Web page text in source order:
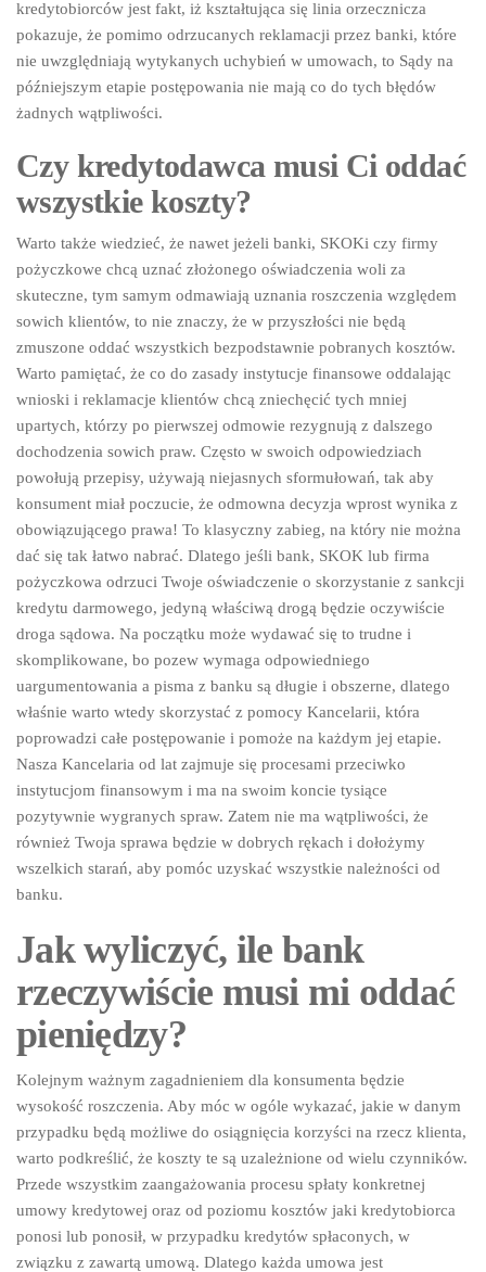
kredytobiorców jest fakt, iż kształtująca się linia orzecznicza
pokazuje, że pomimo odrzucanych reklamacji przez banki, które
nie uwzględniają wytykanych uchybień w umowach, to Sądy na
późniejszym etapie postępowania nie mają co do tych błędów
żadnych wątpliwości.
Czy kredytodawca musi Ci oddać
wszystkie koszty?
Warto także wiedzieć, że nawet jeżeli banki, SKOKi czy firmy
pożyczkowe chcą uznać złożonego oświadczenia woli za
skuteczne, tym samym odmawiają uznania roszczenia względem
sowich klientów, to nie znaczy, że w przyszłości nie będą
zmuszone oddać wszystkich bezpodstawnie pobranych kosztów.
Warto pamiętać, że co do zasady instytucje finansowe oddalając
wnioski i reklamacje klientów chcą zniechęcić tych mniej
upartych, którzy po pierwszej odmowie rezygnują z dalszego
dochodzenia sowich praw. Często w swoich odpowiedziach
powołują przepisy, używają niejasnych sformułowań, tak aby
konsument miał poczucie, że odmowna decyzja wprost wynika z
obowiązującego prawa! To klasyczny zabieg, na który nie można
dać się tak łatwo nabrać. Dlatego jeśli bank, SKOK lub firma
pożyczkowa odrzuci Twoje oświadczenie o skorzystanie z sankcji
kredytu darmowego, jedyną właściwą drogą będzie oczywiście
droga sądowa. Na początku może wydawać się to trudne i
skomplikowane, bo pozew wymaga odpowiedniego
uargumentowania a pisma z banku są długie i obszerne, dlatego
właśnie warto wtedy skorzystać z pomocy Kancelarii, która
poprowadzi całe postępowanie i pomoże na każdym jej etapie.
Nasza Kancelaria od lat zajmuje się procesami przeciwko
instytucjom finansowym i ma na swoim koncie tysiące
pozytywnie wygranych spraw. Zatem nie ma wątpliwości, że
również Twoja sprawa będzie w dobrych rękach i dołożymy
wszelkich starań, aby pomóc uzyskać wszystkie należności od
banku.
Jak wyliczyć, ile bank
rzeczywiście musi mi oddać
pieniędzy?
Kolejnym ważnym zagadnieniem dla konsumenta będzie
wysokość roszczenia. Aby móc w ogóle wykazać, jakie w danym
przypadku będą możliwe do osiągnięcia korzyści na rzecz klienta,
warto podkreślić, że koszty te są uzależnione od wielu czynników.
Przede wszystkim zaangażowania procesu spłaty konkretnej
umowy kredytowej oraz od poziomu kosztów jaki kredytobiorca
ponosi lub ponosił, w przypadku kredytów spłaconych, w
związku z zawartą umową. Dlatego każda umowa jest